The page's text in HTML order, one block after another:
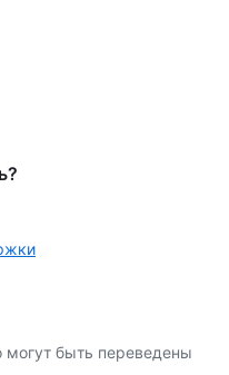
могут быть переведены